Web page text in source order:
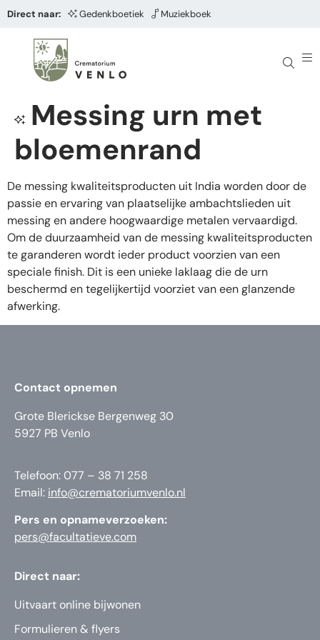
Direct naar: Gedenkboetiek Muziekboek
Messing urn met
bloemenrand
De messing kwaliteitsproducten uit India worden door de
passie en ervaring van plaatselijke ambachtslieden uit
messing en andere hoogwaardige metalen vervaardigd.
Om de duurzaamheid van de messing kwaliteitsproducten
te garanderen wordt ieder product voorzien van een
speciale finish. Dit is een unieke laklaag die de urn
beschermd en tegelijkertijd voorziet van een glanzende
afwerking.
Contact opnemen
Grote Blerickse Bergenweg 30
5927 PB Venlo
Telefoon: 077 – 38 71 258
Email: info@crematoriumvenlo.nl
Pers en opnameverzoeken:
pers@facultatieve.com
Direct naar:
Uitvaart online bijwonen
Formulieren & flyers